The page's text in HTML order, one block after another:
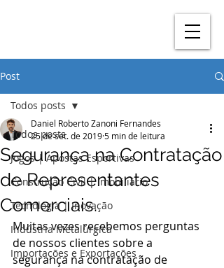
Post
Todos posts
Jogos | Apostas Esportivas
Construção Civil | Imobiliário
Tecnologia | Inovação
Indústria Metalúrgica
Importações e Exportações
Todos posts
Segurança na Contratação
de Representantes
Comerciais.
Daniel Roberto Zanoni Fernandes
25 de set. de 20195 min de leitura
Muitas vezes recebemos perguntas
de nossos clientes sobre a
segurança na contratação de